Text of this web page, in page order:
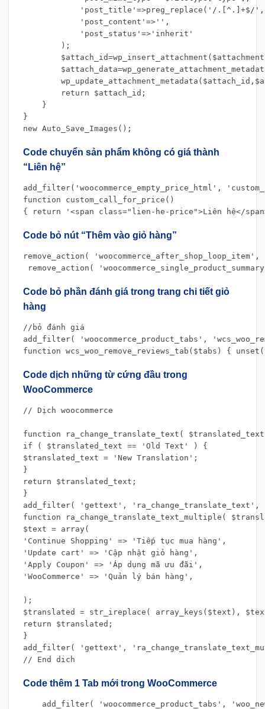
'post_title'=>preg_replace('/.[^.]+$/
            'post_content'=>'',
            'post_status'=>'inherit'
        );
        return $attach_id;
    }
}
new Auto_Save_Images();
Code chuyển sản phẩm không có giá thành
“Liên hệ”
add_filter('woocommerce_empty_price_html',
function custom_call_for_price()
{ return '<span class="lien-he-price">Liên hệ</
Code bỏ nút “Thêm vào giỏ hàng”
remove_action(
remove_action(
Code bỏ phần đánh giá trong trang chi tiết giỏ
hàng
//bỏ đánh giá
add_filter( 'woocommerce_product_tabs',
function wcs_woo_remove_reviews_tab($tabs) {
Code dịch những từ cứng đầu trong
WooCommerce
// Dịch woocommerce
function ra_change_translate_text(
if ( $translated_text == 'Old Text' ) {
$translated_text = 'New Translation';
}
return $translated_text;
}
add_filter( 'gettext', 'ra_change_translate_text',
function ra_change_translate_text_multiple(
$text = array(
'Continue Shopping' => 'Tiếp tục mua hàng',
'Update cart' => 'Cập nhật giỏ hàng',
'Apply Coupon' => 'Áp dụng mã ưu đãi',
'WooCommerce' => 'Quản lý bán hàng',
);
$translated = str_ireplace( array_keys($text),
return $translated;
}
add_filter( 'gettext',
// End dich
Code thêm 1 Tab mới trong WooCommerce
add_filter( 'woocommerce_product_tabs',